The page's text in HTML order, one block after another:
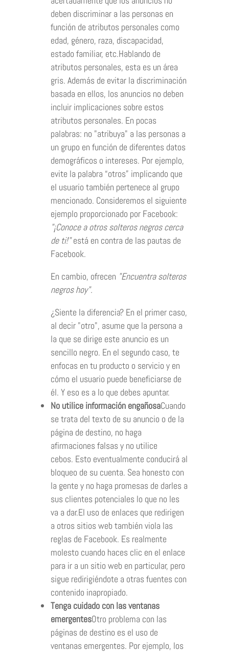
deben discriminar a las personas en
función de atributos personales como
edad, género, raza, discapacidad,
estado familiar, etc.Hablando de
atributos personales, esta es un área
gris. Además de evitar la discriminación
basada en ellos, los anuncios no deben
incluir implicaciones sobre estos
atributos personales. En pocas
palabras: no "atribuya" a las personas a
un grupo en función de diferentes datos
demográficos o intereses. Por ejemplo,
evite la palabra “otros” implicando que
el usuario también pertenece al grupo
mencionado. Consideremos el siguiente
ejemplo proporcionado por Facebook:
"¡Conoce a otros solteros negros cerca
de ti!"está en contra de las pautas de
Facebook.
En cambio, ofrecen "Encuentra solteros
negros hoy".
¿Siente la diferencia? En el primer caso,
al decir "otro", asume que la persona a
la que se dirige este anuncio es un
sencillo negro. En el segundo caso, te
enfocas en tu producto o servicio y en
cómo el usuario puede beneficiarse de
él. Y eso es a lo que debes apuntar.
No utilice información engañosaCuando
se trata del texto de su anuncio o de la
página de destino, no haga
afirmaciones falsas y no utilice
cebos. Esto eventualmente conducirá al
bloqueo de su cuenta. Sea honesto con
la gente y no haga promesas de darles a
sus clientes potenciales lo que no les
va a dar.El uso de enlaces que redirigen
a otros sitios web también viola las
reglas de Facebook. Es realmente
molesto cuando haces clic en el enlace
para ir a un sitio web en particular, pero
sigue redirigiéndote a otras fuentes con
contenido inapropiado.
Tenga cuidado con las ventanas
emergentesOtro problema con las
páginas de destino es el uso de
ventanas emergentes. Por ejemplo, los